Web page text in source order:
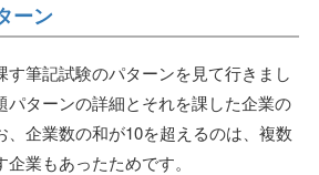
ーン
す筆記試験のパターンを見て行きまし
パターンの詳細とそれを課した企業の
、企業数の和が10を超えるのは、複数
業もあったためです。